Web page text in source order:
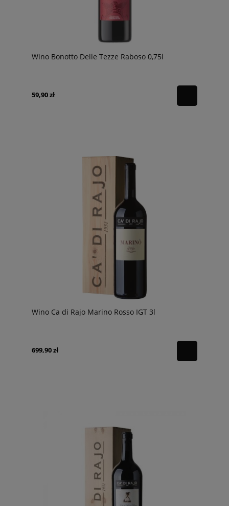
Wino Bonotto Delle Tezze Raboso 0,75l
59,90 zł
Wino Ca di Rajo Marino Rosso IGT 3l
699,90 zł